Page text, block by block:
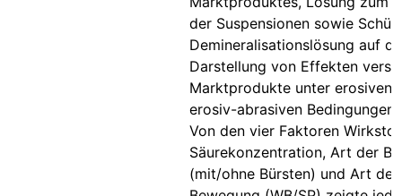
der Suspensionen sowie
Demineralisationslösung auf
Darstellung von Effekten
Marktprodukte unter erosiven
erosiv-abrasiven Bedingungen
Von den vier Faktoren
Säurekonzentration, Art der
(mit/ohne Bürsten) und Art der